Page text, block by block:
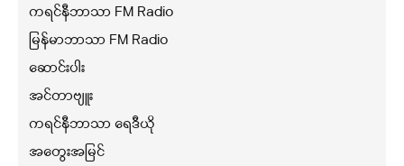
ကရင်နီဘာသာ FM Radio
မြန်မာဘာသာ FM Radio
ဆောင်းပါး
အင်တာဗျူး
ကရင်နီဘာသာ ရေဒီယို
အတွေးအမြင်